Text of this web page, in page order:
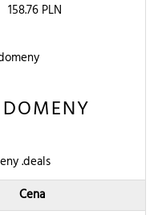
158.76 PLN
DOMENY
.deals
Cena